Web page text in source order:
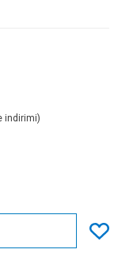
indirimi)